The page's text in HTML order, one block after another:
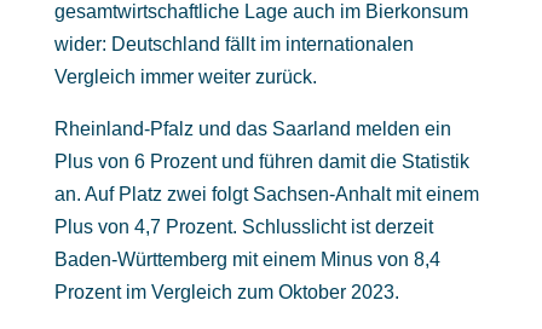
gesamtwirtschaftliche Lage auch im Bierkonsum
wider: Deutschland fällt im internationalen
Vergleich immer weiter zurück.
Rheinland-Pfalz und das Saarland melden ein
Plus von 6 Prozent und führen damit die Statistik
an. Auf Platz zwei folgt Sachsen-Anhalt mit einem
Plus von 4,7 Prozent. Schlusslicht ist derzeit
Baden-Württemberg mit einem Minus von 8,4
Prozent im Vergleich zum Oktober 2023.